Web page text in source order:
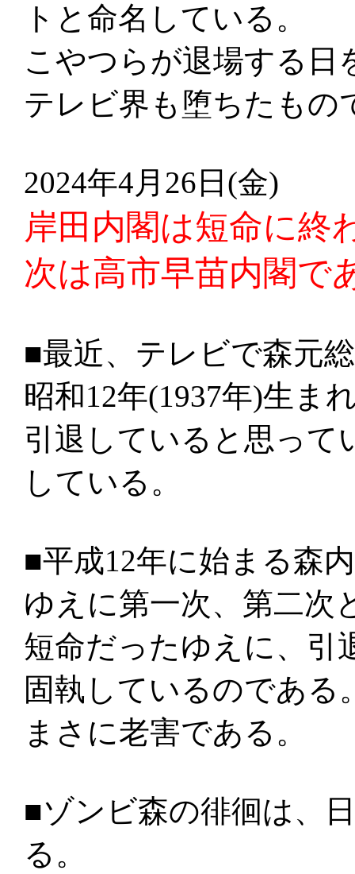
トと命名している。
こやつらが退場する日
テレビ界も堕ちたもの
2024年4月26日(金)
岸田内閣は短命に終
次は高市早苗内閣
■最近、テレビで森元
昭和12年(1937年)生ま
引退していると思って
している。
■平成12年に始まる森
ゆえに第一次、第二次
短命だったゆえに、引
固執しているのである
まさに老害である。
■ゾンビ森の徘徊は、
る。